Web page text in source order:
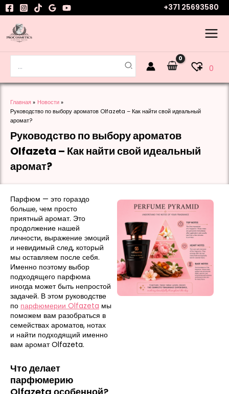
Перейти
к
содержимому
+371 25693580
0
Главная
Новости
Руководство по выбору ароматов Olfazeta – Как найти свой идеальный
аромат?
Руководство по выбору ароматов
Olfazeta – Как найти свой идеальный
аромат?
Парфюм — это гораздо
больше, чем просто
приятный аромат. Это
продолжение нашей
личности, выражение эмоций
и невидимый след, который
мы оставляем после себя.
Именно поэтому выбор
подходящего парфюма
иногда может быть непростой
задачей. В этом руководстве
по парфюмерии Olfazeta мы
поможем вам разобраться в
семействах ароматов, нотах
и ​​найти подходящий именно
вам аромат Olfazeta.
Что делает
парфюмерию